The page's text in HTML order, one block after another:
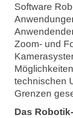
Software
Zoom- und
technischen
Grenzen
Das